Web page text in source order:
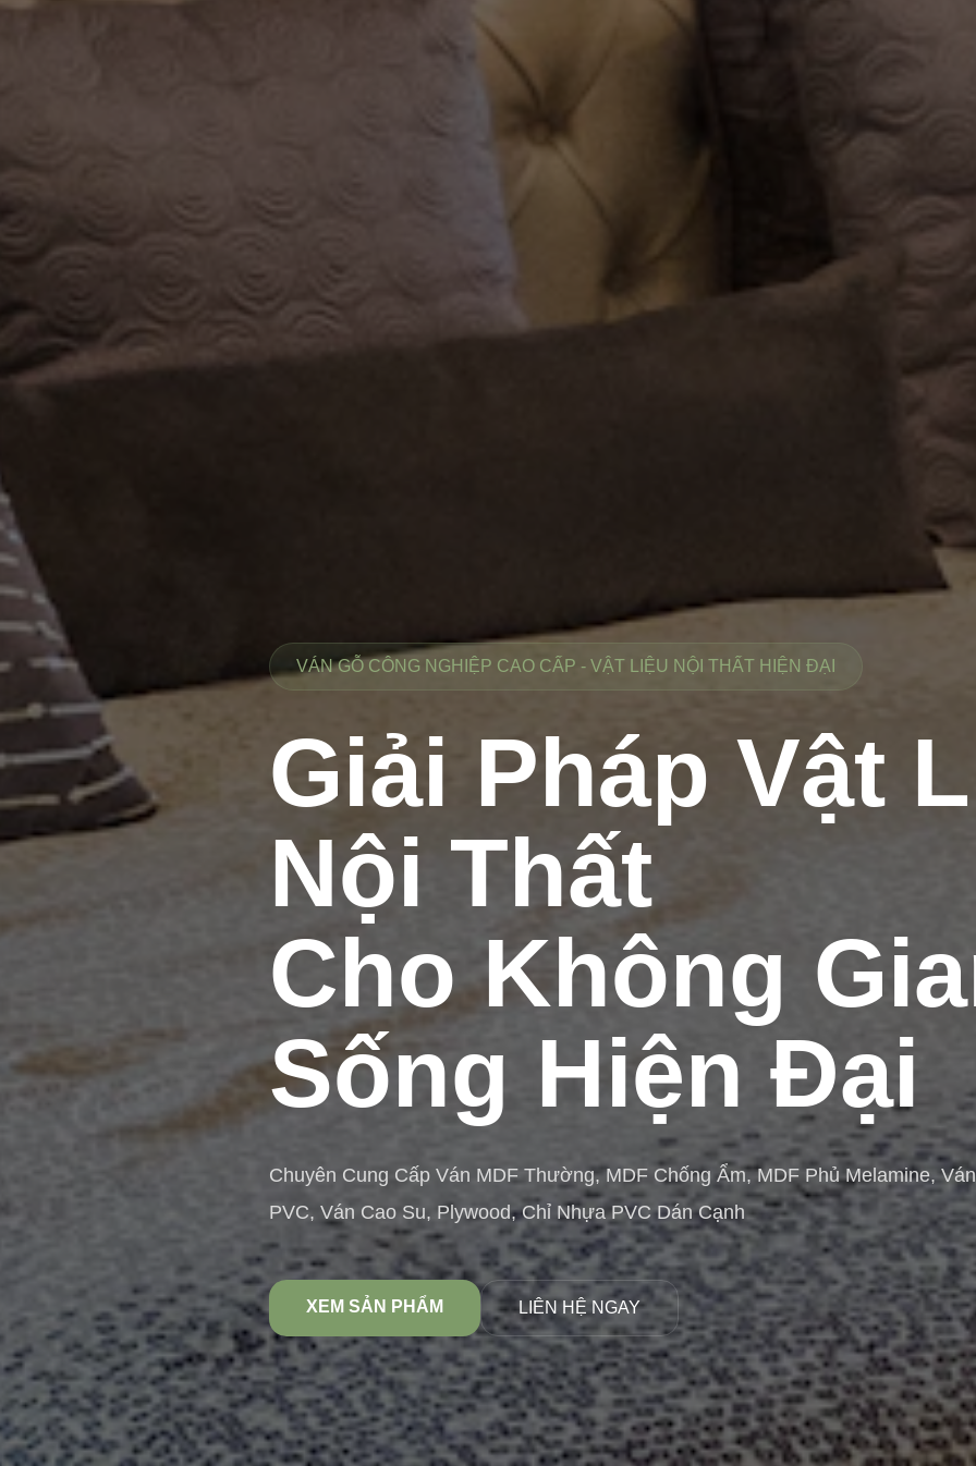
VÁN GỖ CÔNG NGHIỆP CAO CẤP - VẬT LIỆU NỘI THẤT HIỆN ĐẠI
Giải Pháp Vật
Nội Thất
Cho Không
Sống Hiện Đại
Chuyên Cung Cấp Ván MDF Thường, MDF Chống Ẩm, MDF Phủ Melamine,
PVC, Ván Cao Su, Plywood, Chỉ Nhựa PVC Dán Cạnh
XEM SẢN PHẨM LIÊN HỆ NGAY